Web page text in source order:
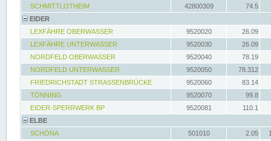
SCHMITTLOTHEIM
42800309
74.5
EIDER
LEXFÄHRE OBERWASSER
9520020
26.09
LEXFÄHRE UNTERWASSER
9520030
26.09
NORDFELD OBERWASSER
9520040
78.19
NORDFELD UNTERWASSER
9520050
78.312
FRIEDRICHSTADT STRASSENBRÜCKE
9520060
83.14
TÖNNING
9520070
99.8
EIDER-SPERRWERK BP
9520081
110.1
ELBE
SCHÖNA
501010 2.05